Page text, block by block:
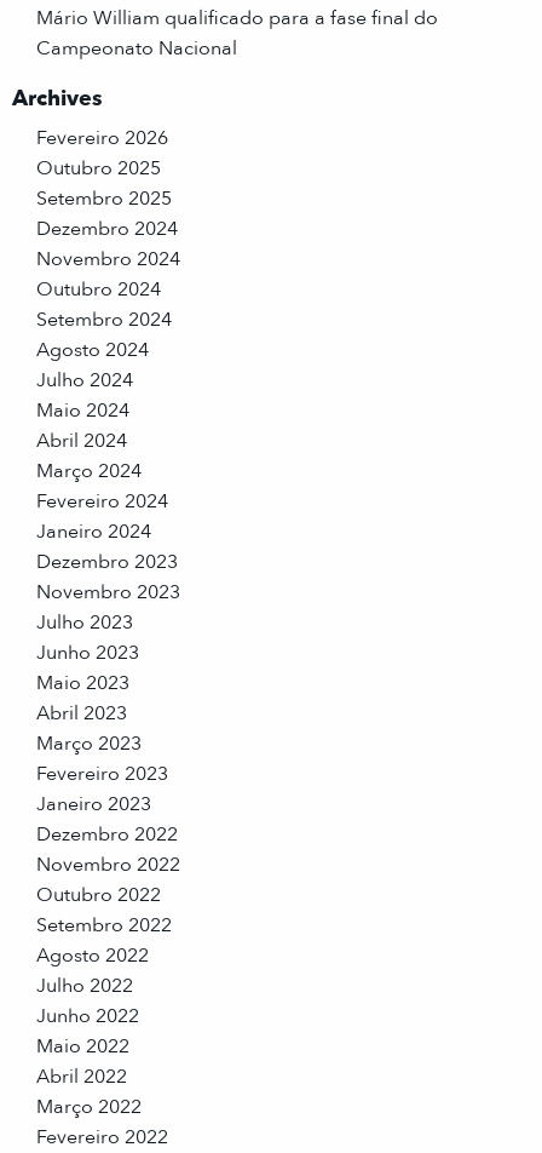
Mário William qualificado para a fase final do
Campeonato Nacional
Archives
Fevereiro 2026
Outubro 2025
Setembro 2025
Dezembro 2024
Novembro 2024
Outubro 2024
Setembro 2024
Agosto 2024
Julho 2024
Maio 2024
Abril 2024
Março 2024
Fevereiro 2024
Janeiro 2024
Dezembro 2023
Novembro 2023
Julho 2023
Junho 2023
Maio 2023
Abril 2023
Março 2023
Fevereiro 2023
Janeiro 2023
Dezembro 2022
Novembro 2022
Outubro 2022
Setembro 2022
Agosto 2022
Julho 2022
Junho 2022
Maio 2022
Abril 2022
Março 2022
Fevereiro 2022